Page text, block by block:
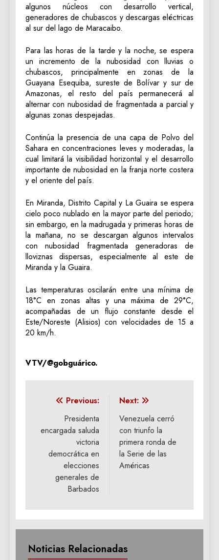
algunos núcleos con desarrollo vertical,
generadores de chubascos y descargas eléctricas
al sur del lago de Maracaibo.
Para las horas de la tarde y la noche, se espera
un incremento de la nubosidad con lluvias o
chubascos, principalmente en zonas de la
Guayana Esequiba, sureste de Bolívar y sur de
Amazonas, el resto del país permanecerá al
alternar con nubosidad de fragmentada a parcial y
algunas zonas despejadas.
Continúa la presencia de una capa de Polvo del
Sahara en concentraciones leves y moderadas, la
cual limitará la visibilidad horizontal y el desarrollo
importante de nubosidad en la franja norte costera
y el oriente del país.
En Miranda, Distrito Capital y La Guaira se espera
cielo poco nublado en la mayor parte del periodo;
sin embargo, en la madrugada y primeras horas de
la mañana, no se descargan algunos intervalos
con nubosidad fragmentada generadoras de
lloviznas dispersas, especialmente al este de
Miranda y la Guaira.
Las temperaturas oscilarán entre una mínima de
18°C en zonas altas y una máxima de 29°C,
acompañadas de un flujo constante desde el
Este/Noreste (Alisios) con velocidades de 15 a
20 km/h.
VTV/@gobguárico.
Navegación
entradas
Previous:
Presidenta
encargada saluda
victoria
democrática en
elecciones
generales de
Barbados
Next:
Venezuela cerró
con triunfo la
primera ronda de
la Serie de las
Américas
Noticias Relacionadas